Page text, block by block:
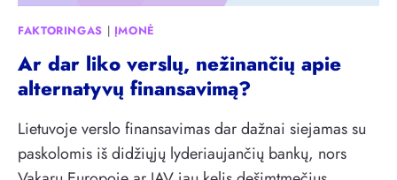
FAKTORINGAS ĮMONĖ
Ar dar liko verslų, nežinančių apie
alternatyvų finansavimą?
Lietuvoje verslo finansavimas dar dažnai siejamas su
paskolomis iš didžiųjų lyderiaujančių bankų, nors